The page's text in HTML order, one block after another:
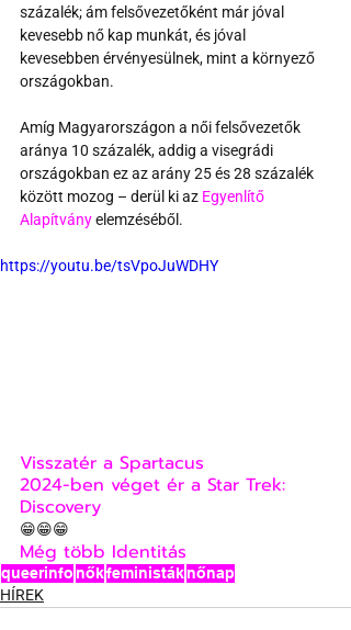
százalék; ám felsővezetőként már jóval
kevesebb nő kap munkát, és jóval
kevesebben érvényesülnek, mint a környező
országokban.
Amíg Magyarországon a női felsővezetők
aránya 10 százalék, addig a visegrádi
országokban ez az arány 25 és 28 százalék
között mozog – derül ki az Egyenlítő
Alapítvány elemzéséből.
https://youtu.be/tsVpoJuWDHY
Visszatér a Spartacus
2024-ben véget ér a Star Trek:
Discovery
😁😁😁
Még több Identitás
queerinfonőkfeministáknőnap
HÍREK